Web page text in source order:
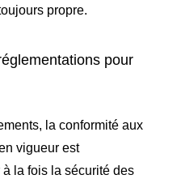
propre.
pour
la conformité aux
vigueur est
la fois la sécurité des